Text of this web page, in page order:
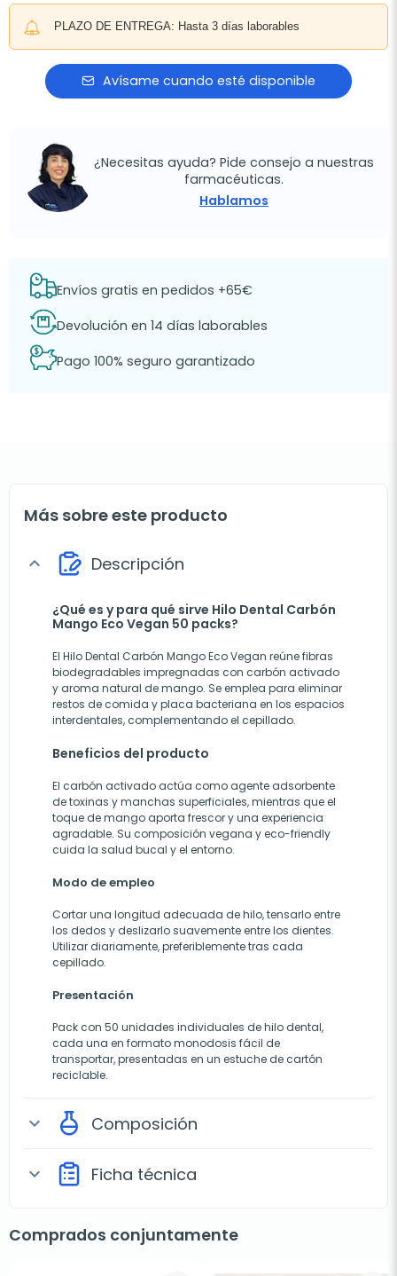
PLAZO DE ENTREGA: Hasta 3 días laborables
Avísame cuando esté disponible
¿Necesitas ayuda? Pide consejo a nuestras
farmacéuticas.
Hablamos
Envíos gratis en pedidos +65€
Devolución en 14 días laborables
Pago 100% seguro garantizado
Más sobre este producto
expand_more Descripción
¿Qué es y para qué sirve Hilo Dental Carbón
Mango Eco Vegan 50 packs?
El Hilo Dental Carbón Mango Eco Vegan reúne fibras
biodegradables impregnadas con carbón activado
y aroma natural de mango. Se emplea para eliminar
restos de comida y placa bacteriana en los espacios
interdentales, complementando el cepillado.
Beneficios del producto
El carbón activado actúa como agente adsorbente
de toxinas y manchas superficiales, mientras que el
toque de mango aporta frescor y una experiencia
agradable. Su composición vegana y eco-friendly
cuida la salud bucal y el entorno.
Modo de empleo
Cortar una longitud adecuada de hilo, tensarlo entre
los dedos y deslizarlo suavemente entre los dientes.
Utilizar diariamente, preferiblemente tras cada
cepillado.
Presentación
Pack con 50 unidades individuales de hilo dental,
cada una en formato monodosis fácil de
transportar, presentadas en un estuche de cartón
reciclable.
expand_more Composición
expand_more Ficha técnica
Comprados conjuntamente